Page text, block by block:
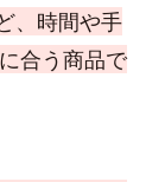
、時間や手
合う商品で